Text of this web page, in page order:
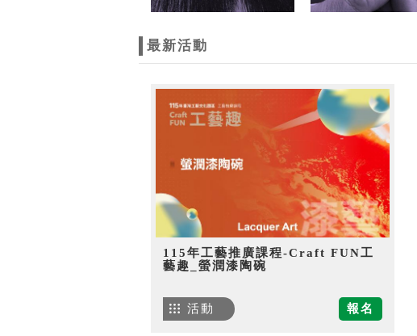
最新活動
115年工藝推廣課程-Craft FUN工
藝趣_螢潤漆陶碗
報名
活動